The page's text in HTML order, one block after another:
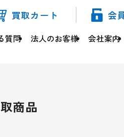
買取カート 会
質問 法人のお客様 会社案内
商品